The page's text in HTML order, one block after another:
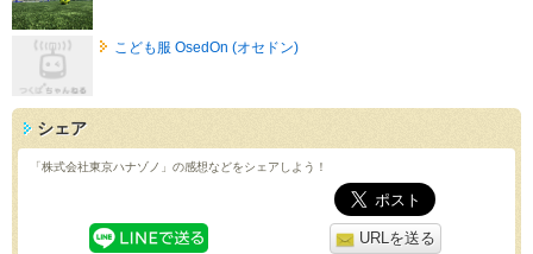
こども服 OsedOn (オセドン)
シェア
「株式会社東京ハナゾノ」の感想などをシェアしよう！
URLを送る